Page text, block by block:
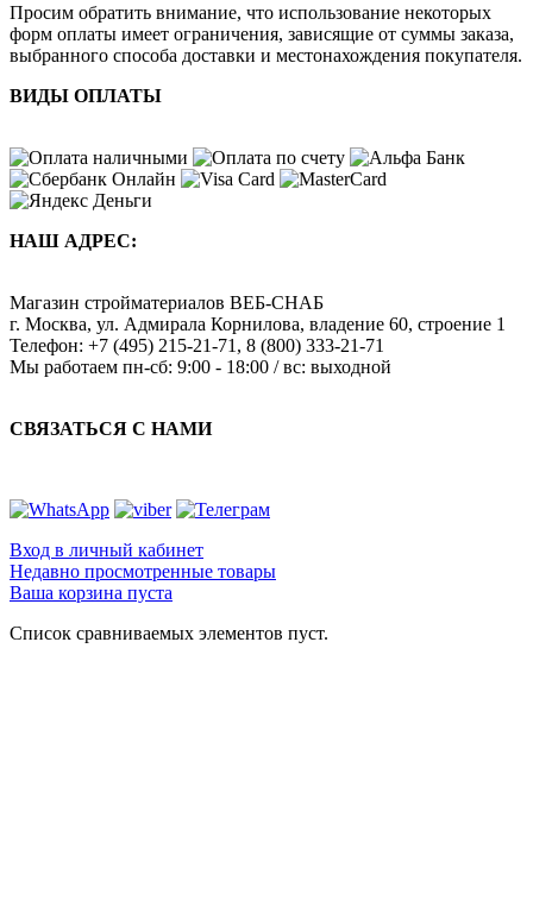
Просим обратить внимание, что использование некоторых
форм оплаты имеет ограничения, зависящие от суммы заказа,
выбранного способа доставки и местонахождения покупателя.
ВИДЫ ОПЛАТЫ
НАШ АДРЕС:
Магазин стройматериалов ВЕБ-СНАБ
г. Москва, ул. Адмирала Корнилова, владение 60, строение 1
Телефон: +7 (495) 215-21-71 , 8 (800) 333-21-71
Мы работаем пн-сб: 9:00 - 18:00 / вс: выходной
СВЯЗАТЬСЯ С НАМИ
Вход в личный кабинет
Недавно просмотренные товары
Ваша корзина пуста
Список сравниваемых элементов пуст.